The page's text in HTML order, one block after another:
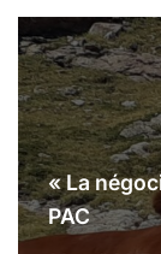
« La
PAC